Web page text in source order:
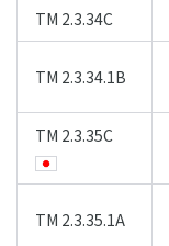
TM 2.3.34C
TM 2.3.34.1B
TM 2.3.35C
TM 2.3.35.1A